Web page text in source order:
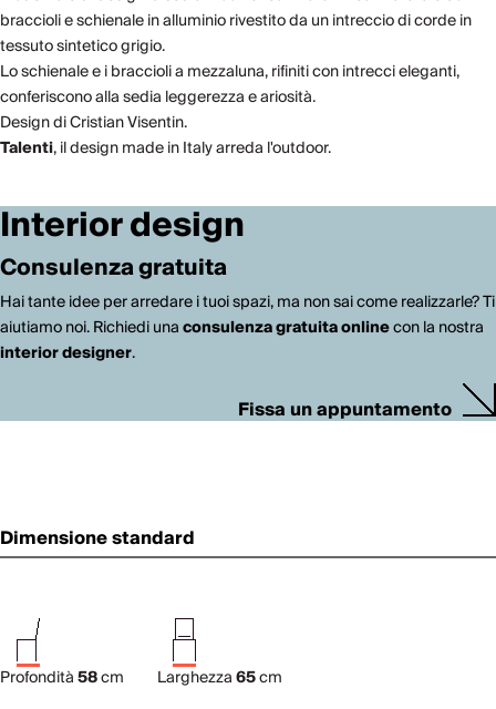
braccioli e schienale in alluminio rivestito da un intreccio di corde in
tessuto sintetico grigio.
Lo schienale e i braccioli a mezzaluna, rifiniti con intrecci eleganti,
conferiscono alla sedia leggerezza e ariosità.
Design di Cristian Visentin.
Talenti, il design made in Italy arreda l'outdoor.
Interior design
Consulenza gratuita
Hai tante idee per arredare i tuoi spazi, ma non sai come realizzarle? Ti
aiutiamo noi. Richiedi unaconsulenza gratuita onlinecon la nostra
interior designer.
Fissa un appuntamento
Dimensione standard
Profondità58cm Larghezza65cm